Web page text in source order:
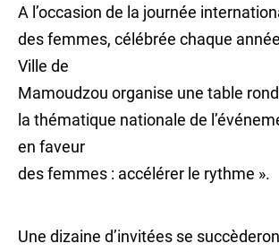
A l’occasion de la journée
des femmes, célébrée chaque
Ville de
Mamoudzou organise une table
la thématique nationale de
en faveur
des femmes : accélérer le rythme ».
Une dizaine d’invitées se